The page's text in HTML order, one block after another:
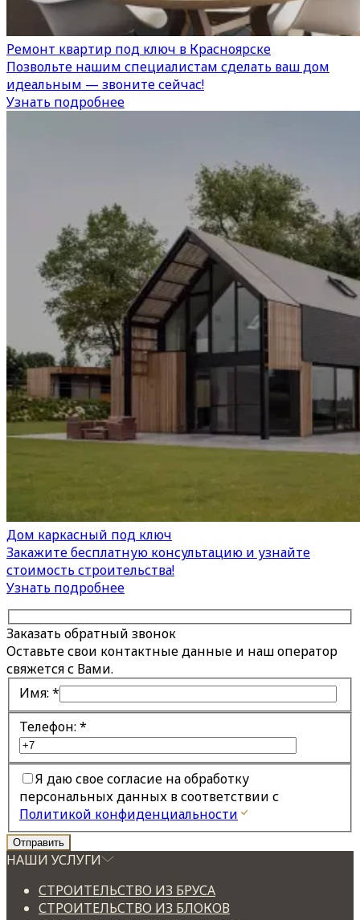
Ремонт квартир под ключ в Красноярске
Позвольте нашим специалистам сделать ваш дом
идеальным — звоните сейчас!
Узнать подробнее
Дом каркасный под ключ
Закажите бесплатную консультацию и узнайте
стоимость строительства!
Узнать подробнее
Заказать обратный звонок
Оставьте свои контактные данные и наш оператор
свяжется с Вами.
Имя: *
Телефон: *
Я даю свое согласие на обработку
персональных данных в соответствии с
Политикой конфиденциальности
НАШИ УСЛУГИ
СТРОИТЕЛЬСТВО ИЗ БРУСА
СТРОИТЕЛЬСТВО ИЗ БЛОКОВ